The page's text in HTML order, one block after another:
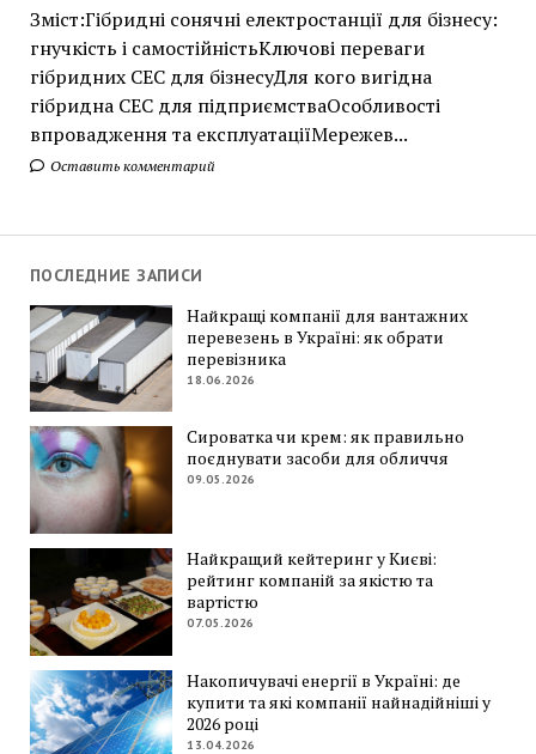
Зміст:Гібридні сонячні електростанції для бізнесу:
гнучкість і самостійністьКлючові переваги
гібридних СЕС для бізнесуДля кого вигідна
гібридна СЕС для підприємстваОсобливості
впровадження та експлуатаціїМережев...
Оставить комментарий
ПОСЛЕДНИЕ ЗАПИСИ
Найкращі компанії для вантажних
перевезень в Україні: як обрати
перевізника
18.06.2026
Сироватка чи крем: як правильно
поєднувати засоби для обличчя
09.05.2026
Найкращий кейтеринг у Києві:
рейтинг компаній за якістю та
вартістю
07.05.2026
Накопичувачі енергії в Україні: де
купити та які компанії найнадійніші у
2026 році
13.04.2026